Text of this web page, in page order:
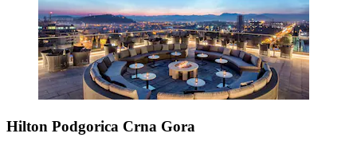
Hilton Podgorica Crna Gora